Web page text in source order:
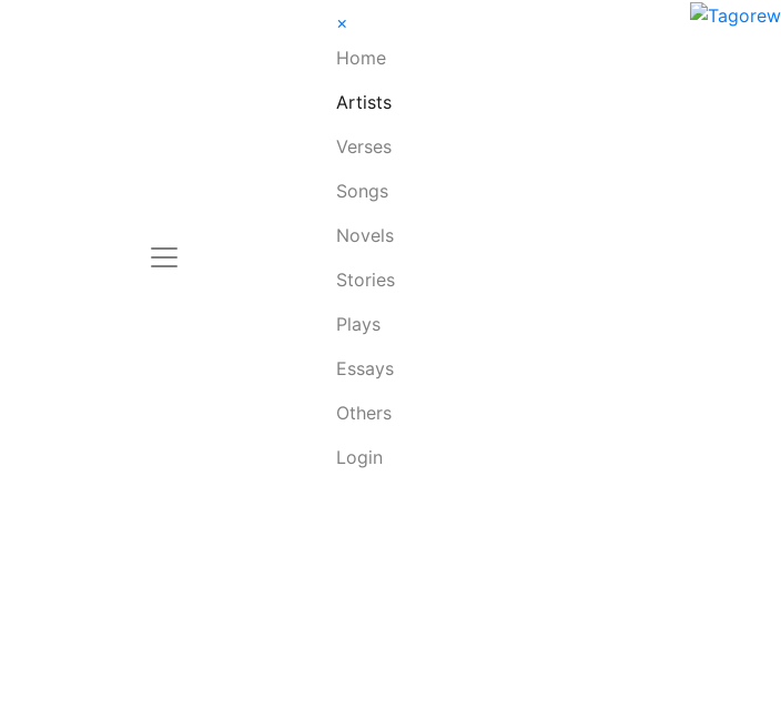
×
Home
Artists
Verses
Songs
Novels
Stories
Plays
Essays
Others
Login